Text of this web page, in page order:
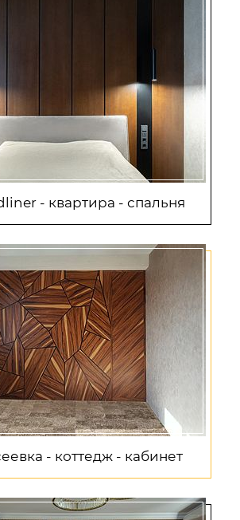
- квартира - спальня
- коттедж - кабинет